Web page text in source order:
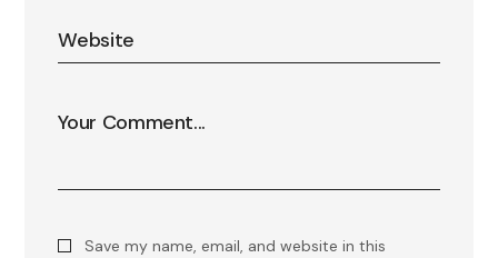
Save my name, email, and website in this